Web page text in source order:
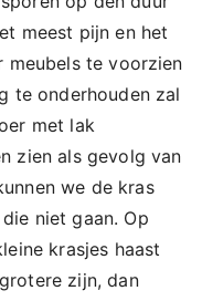
meest pijn en het
meubels te voorzien
te onderhouden zal
met lak
zien als gevolg van
we de kras
niet gaan. Op
krasjes haast
zijn, dan